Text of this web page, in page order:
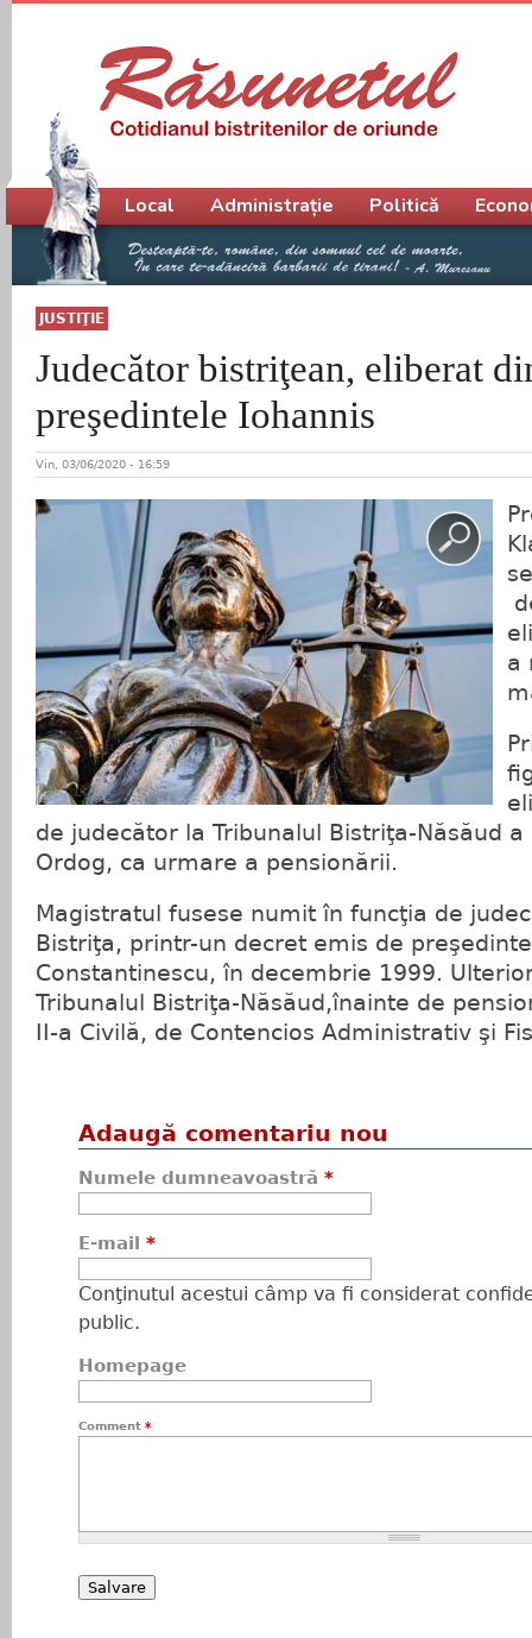
JUSTIŢIE
Judecător bistriţean, eliberat
preşedintele Iohannis
Vin, 03/06/2020 - 16:59
a
de judecător la Tribunalul Bistriţa-Năsăud
Ordog, ca urmare a pensionării.
Magistratul fusese numit în funcţia de
Bistriţa, printr-un decret emis de
Constantinescu, în decembrie 1999.
Tribunalul Bistriţa-Năsăud,înainte de
II-a Civilă, de Contencios Administrativ şi
Adaugă comentariu nou
Numele dumneavoastră *
E-mail *
Conţinutul acestui câmp va fi considerat
public.
Homepage
Comment *
Meniu principal
Local Administrație Politică